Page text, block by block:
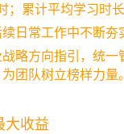
累计平均学习时
日常工作中不断夯
略方向指引，统一
团队树立榜样力量。
大收益